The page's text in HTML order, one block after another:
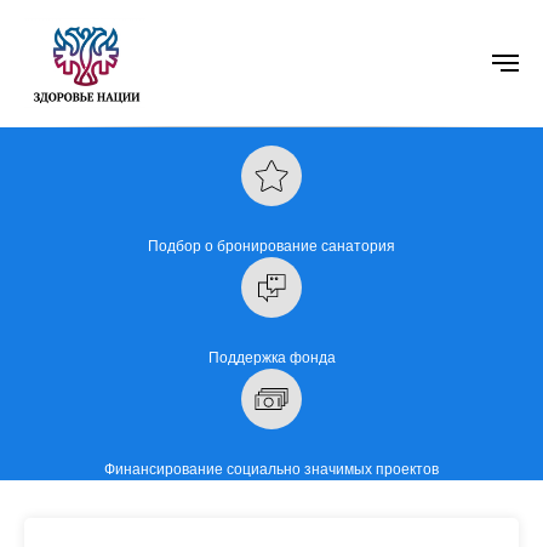
Подбор о бронирование санатория
Поддержка фонда
Финансирование социально значимых проектов